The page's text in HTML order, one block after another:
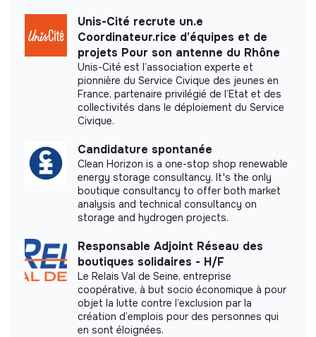
Unis-Cité recrute un.e
Coordinateur.rice d’équipes et de
projets Pour son antenne du Rhône
Unis-Cité est l’association experte et
pionnière du Service Civique des jeunes en
France, partenaire privilégié de l’Etat et des
collectivités dans le déploiement du Service
Civique.
Candidature spontanée
Clean Horizon is a one-stop shop renewable
energy storage consultancy. It's the only
boutique consultancy to offer both market
analysis and technical consultancy on
storage and hydrogen projects.
Responsable Adjoint Réseau des
boutiques solidaires - H/F
Le Relais Val de Seine, entreprise
coopérative, à but socio économique à pour
objet la lutte contre l’exclusion par la
création d’emplois pour des personnes qui
en sont éloignées.